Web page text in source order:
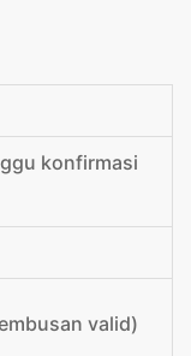
konfirmasi
valid)